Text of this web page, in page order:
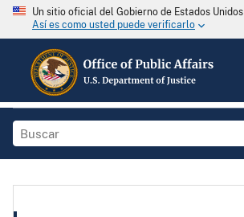
Un sitio oficial del Gobierno de Estados Unidos
Así es como usted puede verificarlo